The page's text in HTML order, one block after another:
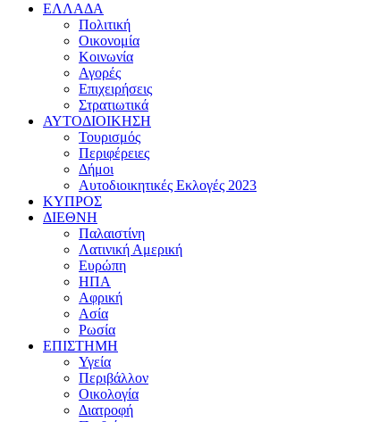
ΕΛΛΑΔΑ
Πολιτική
Οικονομία
Κοινωνία
Αγορές
Επιχειρήσεις
Στρατιωτικά
ΑΥΤΟΔΙΟΙΚΗΣΗ
Τουρισμός
Περιφέρειες
Δήμοι
Αυτοδιοικητικές Εκλογές 2023
ΚΥΠΡΟΣ
ΔΙΕΘΝΗ
Παλαιστίνη
Λατινική Αμερική
Ευρώπη
ΗΠΑ
Αφρική
Ασία
Ρωσία
ΕΠΙΣΤΗΜΗ
Υγεία
Περιβάλλον
Οικολογία
Διατροφή